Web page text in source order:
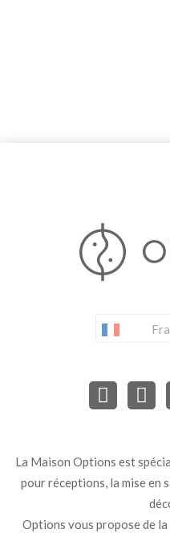
La Maison Options est
pour réceptions, la mise en
Options vous propose de la